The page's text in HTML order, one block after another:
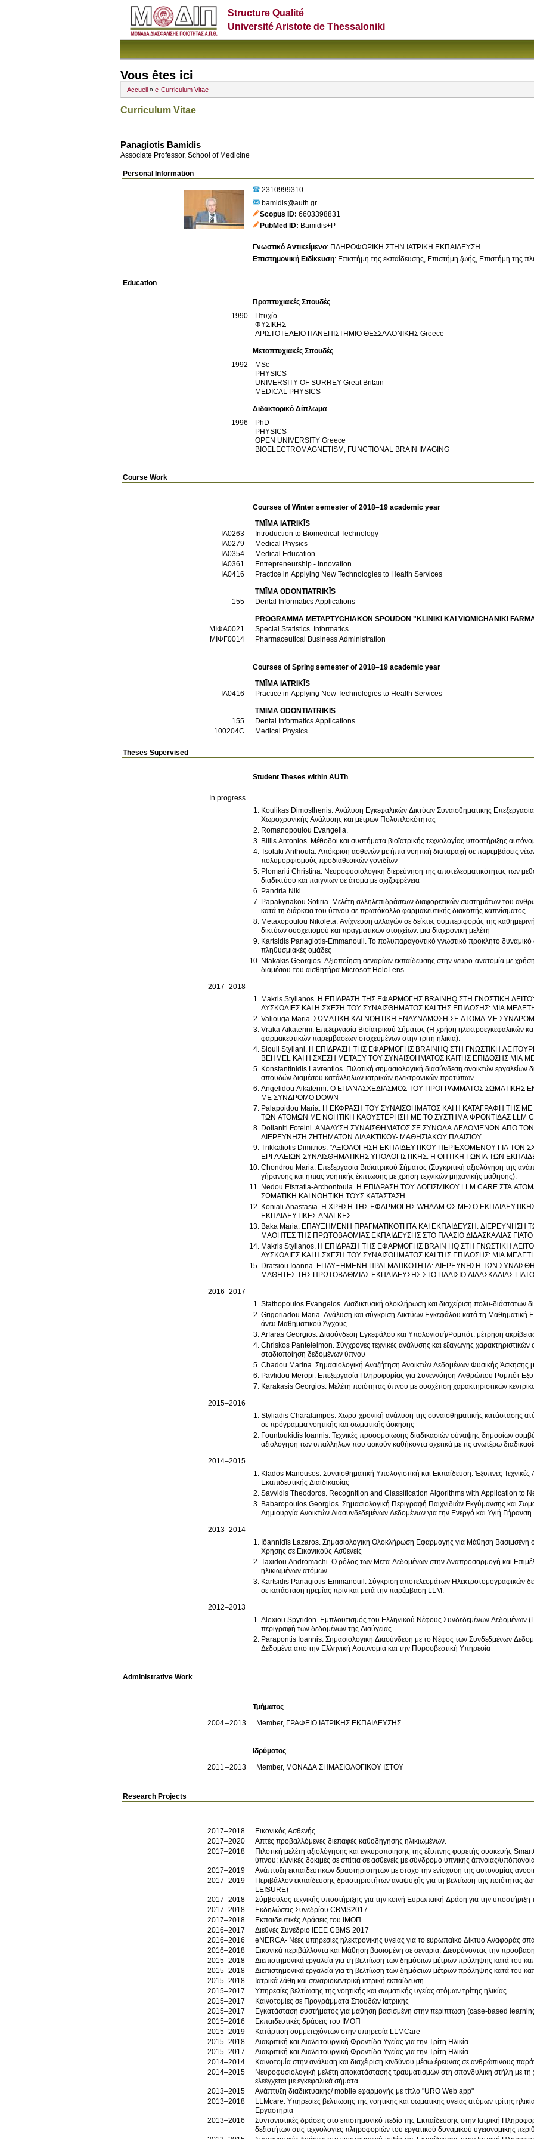
Structure Qualité
Université Aristote de Thessaloniki
Vous êtes ici
Accueil » e-Curriculum Vitae
Curriculum Vitae
Panagiotis Bamidis
Associate Professor, School of Medicine
Personal Information
2310999310
bamidis@auth.gr
Scopus ID 6603398831
PubMed ID Bamidis+P
Γνωστικό Αντικείμενο: ΠΛΗΡΟΦΟΡΙΚΗ ΣΤΗΝ ΙΑΤΡΙΚΗ ΕΚΠΑΙΔΕΥΣΗ
Επιστημονική Ειδίκευση: Επιστήμη της εκπαίδευσης Επιστήμη ζωής Επιστήμη της
Education
Προπτυχιακές Σπουδές
1990
Πτυχίο
ΦΥΣΙΚΗΣ
ΑΡΙΣΤΟΤΕΛΕΙΟ ΠΑΝΕΠΙΣΤΗΜΙΟ ΘΕΣΣΑΛΟΝΙΚΗΣ Greece
Μεταπτυχιακές Σπουδές
1992
MSc
PHYSICS
UNIVERSITY OF SURREY Great Britain
MEDICAL PHYSICS
Διδακτορικό Δίπλωμα
1996
PhD
PHYSICS
OPEN UNIVERSITY Greece
BIOELECTROMAGNETISM, FUNCTIONAL BRAIN IMAGING
Course Work
Courses of Winter semester of 2018–19 academic year
TMĪMA IATRIKĪS
ΙΑ0263
Introduction to Biomedical Technology
ΙΑ0279
Medical Physics
ΙΑ0354
Medical Education
ΙΑ0361
Entrepreneurship - Innovation
ΙΑ0416
Practice in Applying New Technologies to Health Services
TMĪMA ODONTIATRIKĪS
155
Dental Informatics Applications
PROGRAMMA METAPTYCΗIAKŌN SPOUDŌN "KLINIKĪ KAI VIOMĪCΗANIKĪ
ΜΙΦΑ0021
Special Statistics. Informatics.
ΜΙΦΓ0014
Pharmaceutical Business Administration
Courses of Spring semester of 2018–19 academic year
TMĪMA IATRIKĪS
ΙΑ0416
Practice in Applying New Technologies to Health Services
TMĪMA ODONTIATRIKĪS
155
Dental Informatics Applications
100204C
Medical Physics
Theses Supervised
Student Theses within AUTh
In progress
Koulikas Dimosthenis. Ανάλυση Εγκεφαλικών Δικτύων Συναισθηματικής
Χωροχρονικής Ανάλυσης και μέτρων Πολυπλοκότητας
Romanopoulou Evangelia.
Billis Antonios. Μέθοδοι και συστήματα βιοϊατρικής τεχνολογίας υποστήριξης
Tsolaki Anthoula. Απόκριση ασθενών με ήπια νοητική διαταραχή σε παρεμβάσεις
πολυμορφισμούς προδιαθεσικών γονιδίων
Plomariti Christina. Νευροφυσιολογική διερεύνηση της αποτελεσματικότητας των
διαδικτύου και παιγνίων σε άτομα με σχιζοφρένεια
Pandria Niki.
Papakyriakou Sotiria. Μελέτη αλληλεπιδράσεων διαφορετικών συστημάτων του
κατά τη διάρκεια του ύπνου σε πρωτόκολλο φαρμακευτικής διακοπής καπνίσματος
Metaxopoulou Nikoleta. Ανίχνευση αλλαγών σε δείκτες συμπεριφοράς της
δικτύων συσχετισμού και πραγματικών στοιχείων: μια διαχρονική μελέτη
Kartsidis Panagiotis-Emmanouil. Το πολυπαραγοντικό γνωστικό προκλητό δυναμικό ως
πληθυσμιακές ομάδες
Ntakakis Georgios. Αξιοποίηση σεναρίων εκπαίδευσης στην νευρο-ανατομία με
διαμέσου του αισθητήρα Microsoft HoloLens
2017–2018
Makris Stylianos. Η ΕΠΙΔΡΑΣΗ ΤΗΣ ΕΦΑΡΜΟΓΗΣ BRAINHQ ΣΤΗ ΓΝΩΣΤΙΚΗ
ΔΥΣΚΟΛΙΕΣ ΚΑΙ Η ΣΧΕΣΗ ΤΟΥ ΣΥΝΑΙΣΘΗΜΑΤΟΣ ΚΑΙ ΤΗΣ ΕΠΙΔΟΣΗΣ: ΜΙΑ
Valiouga Maria. ΣΩΜΑΤΙΚΗ ΚΑΙ ΝΟΗΤΙΚΗ ΕΝΔΥΝΑΜΩΣΗ ΣΕ ΑΤΟΜΑ ΜΕ
Vraka Aikaterini. Επεξεργασία Βιοϊατρικού Σήματος (Η χρήση ηλεκτροεγκεφαλικών
φαρμακευτικών παρεμβάσεων στοχευμένων στην τρίτη ηλικία).
Siouli Styliani. Η ΕΠΙΔΡΑΣΗ ΤΗΣ ΕΦΑΡΜΟΓΗΣ BRAINHQ ΣΤΗ ΓΝΩΣΤΙΚΗ
BEHMEL ΚΑΙ Η ΣΧΕΣΗ ΜΕΤΑΞΥ ΤΟΥ ΣΥΝΑΙΣΘΗΜΑΤΟΣ ΚΑΙΤΗΣ ΕΠΙΔΟΣΗΣ ΜΙΑ
Konstantinidis Lavrentios. Πιλοτική σημασιολογική διασύνδεση ανοικτών εργαλείων
σπουδών διαμέσου κατάλληλων ιατρικών ηλεκτρονικών προτύπων
Angelidou Aikaterini. Ο ΕΠΑΝΑΣΧΕΔΙΑΣΜΟΣ ΤΟΥ ΠΡΟΓΡΑΜΜΑΤΟΣ ΣΩΜΑΤΙΚΗΣ
ΜΕ ΣΥΝΔΡΟΜΟ DOWN
Palapoidou Maria. Η ΕΚΦΡΑΣΗ ΤΟΥ ΣΥΝΑΙΣΘΗΜΑΤΟΣ ΚΑΙ Η ΚΑΤΑΓΡΑΦΗ ΤΗΣ ΜΕ
ΤΩΝ ΑΤΟΜΩΝ ΜΕ ΝΟΗΤΙΚΗ ΚΑΘΥΣΤΕΡΗΣΗ ΜΕ ΤΟ ΣΥΣΤΗΜΑ ΦΡΟΝΤΙΔΑΣ LLM
Dolianiti Foteini. ΑΝΑΛΥΣΗ ΣΥΝΑΙΣΘΗΜΑΤΟΣ ΣΕ ΣΥΝΟΛΑ ΔΕΔΟΜΕΝΩΝ ΑΠΟ
ΔΙΕΡΕΥΝΗΣΗ ΖΗΤΗΜΑΤΩΝ ΔΙΔΑΚΤΙΚΟΥ- ΜΑΘΗΣΙΑΚΟΥ ΠΛΑΙΣΙΟΥ
Trikkaliotis Dimitrios. "ΑΞΙΟΛΟΓΗΣΗ ΕΚΠΑΙΔΕΥΤΙΚΟΥ ΠΕΡΙΕΧΟΜΕΝΟΥ ΓΙΑ ΤΟΝ
ΕΡΓΑΛΕΙΩΝ ΣΥΝΑΙΣΘΗΜΑΤΙΚΗΣ ΥΠΟΛΟΓΙΣΤΙΚΗΣ: Η ΟΠΤΙΚΗ ΓΩΝΙΑ ΤΩΝ
Chondrou Maria. Επεξεργασία Βιοϊατρικού Σήματος (Συγκριτική αξιολόγηση της
γήρανσης και ήπιας νοητικής έκπτωσης με χρήση τεχνικών μηχανικής μάθησης).
Nedou Efstratia-Archontoula. Η ΕΠΙΔΡΑΣΗ ΤΟΥ ΛΟΓΙΣΜΙΚΟΥ LLM CARE ΣΤΑ
ΣΩΜΑΤΙΚΗ ΚΑΙ ΝΟΗΤΙΚΗ ΤΟΥΣ ΚΑΤΑΣΤΑΣΗ
Koniali Anastasia. Η ΧΡΗΣΗ ΤΗΣ ΕΦΑΡΜΟΓΗΣ WHAAM ΩΣ ΜΕΣΟ
ΕΚΠΑΙΔΕΥΤΙΚΕΣ ΑΝΑΓΚΕΣ
Baka Maria. ΕΠΑΥΞΗΜΕΝΗ ΠΡΑΓΜΑΤΙΚΟΤΗΤΑ ΚΑΙ ΕΚΠΑΙΔΕΥΣΗ:
ΜΑΘΗΤΕΣ ΤΗΣ ΠΡΩΤΟΒΑΘΜΙΑΣ ΕΚΠΑΙΔΕΥΣΗΣ ΣΤΟ ΠΛΑΣΙΟ ΔΙΔΑΣΚΑΛΙΑΣ
Makris Stylianos. Η ΕΠΙΔΡΑΣΗ ΤΗΣ ΕΦΑΡΜΟΓΗΣ BRAIN HQ ΣΤΗ ΓΝΩΣΤΙΚΗ
ΔΥΣΚΟΛΙΕΣ ΚΑΙ Η ΣΧΕΣΗ ΤΟΥ ΣΥΝΑΙΣΘΗΜΑΤΟΣ ΚΑΙ ΤΗΣ ΕΠΙΔΟΣΗΣ: ΜΙΑ
Dratsiou Ioanna. ΕΠΑΥΞΗΜΕΝΗ ΠΡΑΓΜΑΤΙΚΟΤΗΤΑ: ΔΙΕΡΕΥΝΗΣΗ ΤΩΝ
ΜΑΘΗΤΕΣ ΤΗΣ ΠΡΩΤΟΒΑΘΜΙΑΣ ΕΚΠΑΙΔΕΥΣΗΣ ΣΤΟ ΠΛΑΙΣΙΟ ΔΙΔΑΣΚΑΛΙΑΣ
2016–2017
Stathopoulos Evangelos. Διαδικτυακή ολοκλήρωση και διαχείριση πολυ-διάστατων
Grigoriadou Maria. Ανάλυση και σύγκριση Δικτύων Εγκεφάλου κατά τη Μαθηματική
άνευ Μαθηματικού Άγχους
Arfaras Georgios. Διασύνδεση Εγκεφάλου και Υπολογιστή/Ρομπότ: μέτρηση
Chriskos Panteleimon. Σύγχρονες τεχνικές ανάλυσης και εξαγωγής
σταδιοποίηση δεδομένων ύπνου
Chadou Marina. Σημασιολογική Αναζήτηση Ανοικτών Δεδομένων Φυσικής Άσκησης
Pavlidou Meropi. Επεξεργασία Πληροφορίας για Συνεννόηση Ανθρώπου Ρομπότ
Karakasis Georgios. Μελέτη ποιότητας ύπνου με συσχέτιση χαρακτηριστικών
2015–2016
Styliadis Charalampos. Χωρο-χρονική ανάλυση της συναισθηματικής κατάστασης
σε πρόγραμμα νοητικής και σωματικής άσκησης
Fountoukidis Ioannis. Τεχνικές προσομοίωσης διαδικασιών σύναψης δημοσίων
αξιολόγηση των υπαλλήλων που ασκούν καθήκοντα σχετικά με τις ανωτέρω
2014–2015
Klados Manousos. Συναισθηματική Υπολογιστική και Εκπαίδευση: Έξυπνες
Εκαπιδευτικής Διαιδικασίας
Savvidis Theodoros. Recognition and Classification Algorithms with Application to
Babaropoulos Georgios. Σημασιολογική Περιγραφή Παιχνιδιών Εκγύμανσης και
Δημιουργία Ανοικτών Διασυνδεδεμένων Δεδομένων για την Ενεργό και Υγιή Γήρανση
2013–2014
Iōannidīs Lazaros. Σημασιολογική Ολοκλήρωση Εφαρμογής για Μάθηση Βασιμσένη
Χρήσης σε Εικονικούς Ασθενείς
Taxidou Andromachi. O ρόλος των Μετα-Δεδομένων στην Αναπροσαρμογή και
ηλικιωμένων ατόμων
Kartsidis Panagiotis-Emmanouil. Σύγκριση αποτελεσμάτων Ηλεκτροτομογραφικών
σε κατάσταση ηρεμίας πριν και μετά την παρέμβαση LLM.
2012–2013
Alexiou Spyridon. Εμπλουτισμός του Ελληνικού Νέφους Συνδεδεμένων Δεδομένων
περιγραφή των δεδομένων της Διαύγειας
Parapontis Ioannis. Σημασιολογική Διασύνδεση με το Νέφος των Συνδεδμένων
Δεδομένα από την Ελληνική Αστυνομία και την Πυροσβεστική Υπηρεσία
Administrative Work
Τμήματος
2004
2013 Member, ΓΡΑΦΕΙΟ ΙΑΤΡΙΚΗΣ ΕΚΠΑΙΔΕΥΣΗΣ
Ιδρύματος
2011
2013 Member, ΜΟΝΑΔΑ ΣΗΜΑΣΙΟΛΟΓΙΚΟΥ ΙΣΤΟΥ
Research Projects
2017–2018
Εικονικός Ασθενής
2017–2020
Απτές προβαλλόμενες διεπαφές καθοδήγησης ηλικιωμένων.
2017–2018
Πιλοτική μελέτη αξιολόγησης και εγκυροποίησης της έξυπνης φορετής συσκευής
ύπνου: κλινικές δοκιμές σε σπίτια σε ασθενείς με σύνδρομο υπνικής άπνοιας/
2017–2019
Ανάπτυξη εκπαιδευτικών δραστηριοτήτων με στόχο την ενίσχυση της αυτονομίας
2017–2019
Περιβάλλον εκπαίδευσης δραστηριοτήτων αναψυχής για τη βελτίωση της ποιότητας
LEISURE)
2017–2018
Σύμβουλος τεχνικής υποστήριξης για την κοινή Ευρωπαϊκή Δράση για την υποστήριξη
2017–2018
Εκδηλώσεις Συνεδρίου CBMS2017
2017–2018
Εκπαιδευτικές Δράσεις του ΙΜΟΠ
2016–2017
Διεθνές Συνέδριο IEEE CBMS 2017
2016–2016
eNERCA- Νέες υπηρεσίες ηλεκτρονικής υγείας για το ευρωπαϊκό Δίκτυο Αναφοράς
2016–2018
Εικονικά περιβάλλοντα και Μάθηση βασισμένη σε σενάρια: Διευρύνοντας την
2015–2018
Διεπιστημονικά εργαλεία για τη βελτίωση των δημόσιων μέτρων πρόληψης κατά του
2015–2018
Διεπιστημονικά εργαλεία για τη βελτίωση των δημόσιων μέτρων πρόληψης κατά του
2015–2018
Ιατρικά λάθη και σεναριοκεντρική ιατρική εκπαίδευση.
2015–2017
Υπηρεσίες βελτίωσης της νοητικής και σωματικής υγείας ατόμων τρίτης ηλικίας
2015–2017
Καινοτομίες σε Προγράμματα Σπουδών Ιατρικής
2015–2017
Εγκατάσταση συστήματος για μάθηση βασισμένη στην περίπτωση (case-based
2015–2016
Εκπαιδευτικές δράσεις του ΙΜΟΠ
2015–2019
Κατάρτιση συμμετεχόντων στην υπηρεσία LLMCare
2015–2018
Διακριτική και Διαλειτουργική Φροντίδα Υγείας για την Τρίτη Ηλικία.
2015–2017
Διακριτική και Διαλειτουργική Φροντίδα Υγείας για την Τρίτη Ηλικία.
2014–2014
Καινοτομία στην ανάλυση και διαχέιριση κινδύνου μέσω έρευνας σε ανθρώπινους
2014–2015
Νευροφυσιολογική μελέτη αποκατάστασης τραυματισμών στη σπονδυλική στήλη με
ελεέγχεται με εγκεφαλικά σήματα
2013–2015
Ανάπτυξη διαδικτυακής/ mobile εφαρμογής με τίτλο "URO Web app"
2013–2018
LLMcare: Υπηρεσίες βελτίωσης της νοητικής και σωματικής υγείας ατόμων τρίτης
Εργαστήρια
2013–2016
Συντονιστικές δράσεις στο επιστημονικό πεδίο της Εκπαίδευσης στην Ιατρική
δεξιοτήτων στις τεχνολογίες πληροφοριών του εργατικού δυναμικού υγειονομικής